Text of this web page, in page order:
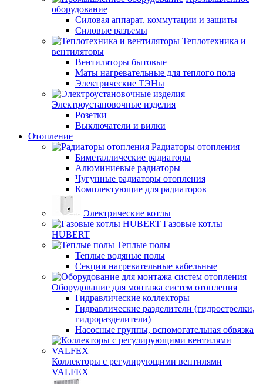
оборудование
Силовая аппарат. коммутации и защиты
Силовые разъемы
Теплотехника и
вентиляторы
Вентиляторы бытовые
Маты нагревательные для теплого пола
Электрические ТЭНы
Электроустановочные изделия
Розетки
Выключатели и вилки
Отопление
Радиаторы отопления
Биметаллические радиаторы
Алюминиевые радиаторы
Чугунные радиаторы отопления
Комплектующие для радиаторов
Электрические котлы
Газовые котлы
HUBERT
Теплые полы
Теплые водяные полы
Секции нагревательные кабельные
Оборудование для монтажа систем отопления
Гидравлические коллекторы
Гидравлические разделители (гидрострелки,
гидроразделители)
Насосные группы, вспомогательная обвязка
Коллекторы с регулирующими вентилями
VALFEX